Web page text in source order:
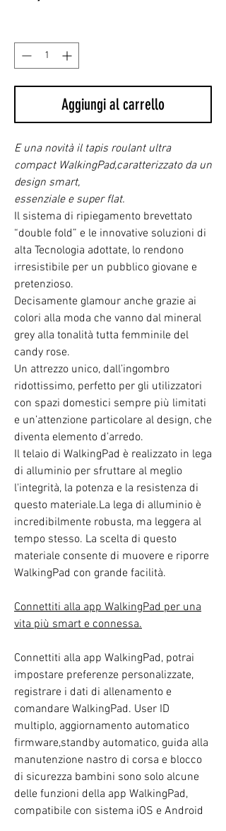
Aggiungi al carrello
E una novità il tapis roulant ultra
compact WalkingPad,caratterizzato da un
design smart,
essenziale e super flat.
Il sistema di ripiegamento brevettato
“double fold” e le innovative soluzioni di
alta Tecnologia adottate, lo rendono
irresistibile per un pubblico giovane e
pretenzioso.
Decisamente glamour anche grazie ai
colori alla moda che vanno dal mineral
grey alla tonalità tutta femminile del
candy rose.
Un attrezzo unico, dall’ingombro
ridottissimo, perfetto per gli utilizzatori
con spazi domestici sempre più limitati
e un’attenzione particolare al design, che
diventa elemento d’arredo.
Il telaio di WalkingPad è realizzato in lega
di alluminio per sfruttare al meglio
l'integrità, la potenza e la resistenza di
questo materiale.La lega di alluminio è
incredibilmente robusta, ma leggera al
tempo stesso. La scelta di questo
materiale consente di muovere e riporre
WalkingPad con grande facilità.
Connettiti alla app WalkingPad per una
vita più smart e connessa.
Connettiti alla app WalkingPad, potrai
impostare preferenze personalizzate,
registrare i dati di allenamento e
comandare WalkingPad. User ID
multiplo, aggiornamento automatico
firmware,standby automatico, guida alla
manutenzione nastro di corsa e blocco
di sicurezza bambini sono solo alcune
delle funzioni della app WalkingPad,
compatibile con sistema iOS e Android